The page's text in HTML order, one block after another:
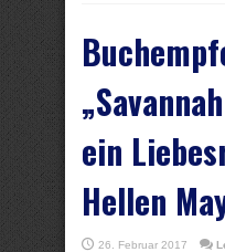
ein
Hellen
26. Februar 2017